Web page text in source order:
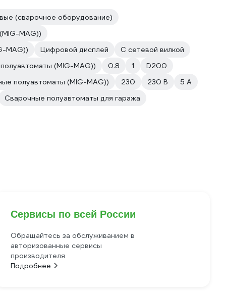
(сварочное оборудование)
MAG))
MAG))
Цифровой дисплей
С сетевой вилкой
(MIG-MAG))
0.8 1
D200
полуавтоматы (MIG-MAG))
230 230 В
5 А
Сварочные полуавтоматы для гаража
Сервисы по всей России
Обращайтесь за обслуживанием в
авторизованные сервисы
производителя
Подробнее